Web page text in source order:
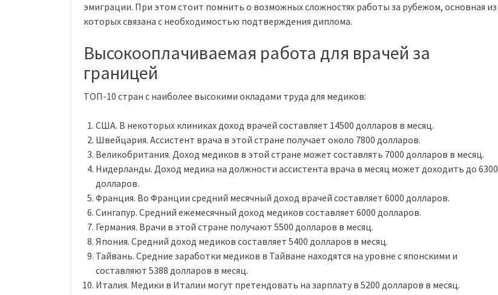
эмиграции. При этом стоит помнить о возможных сложностях работы за рубежом, основная из
которых связана с необходимостью подтверждения диплома.
Высокооплачиваемая работа для врачей за
границей
ТОП-10 стран с наиболее высокими окладами труда для медиков:
США. В некоторых клиниках доход врачей составляет 14500 долларов в месяц.
Швейцария. Ассистент врача в этой стране получает около 7800 долларов.
Великобритания. Доход медиков в этой стране может составлять 7000 долларов в месяц.
Нидерланды. Доход медика на должности ассистента врача в месяц может доходить до 6300
долларов.
Франция. Во Франции средний месячный доход врачей составляет 6000 долларов.
Сингапур. Средний ежемесячный доход медиков составляет 6000 долларов.
Германия. Врачи в этой стране получают 5500 долларов в месяц.
Япония. Средний доход медиков составляет 5400 долларов в месяц.
Тайвань. Средние заработки медиков в Тайване находятся на уровне с японскими и
составляют 5388 долларов в месяц.
Италия. Медики в Италии могут претендовать на зарплату в 5200 долларов в месяц.